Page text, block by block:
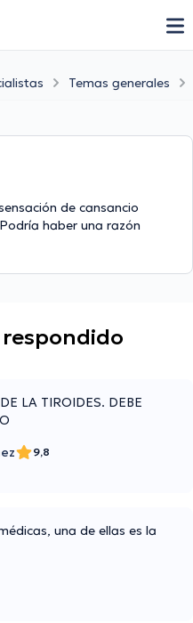
Temas generales
de cansancio
haber una razón
LA TIROIDES. DEBE
9,8
una de ellas es la